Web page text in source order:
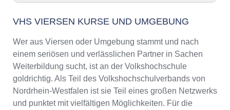
VHS Viersen – Öffnungszeiten und
Top-Kurse an der Abendschule Viersen
Online-Kurse – Alternative Angebote zu einem
Kurs an der VHS
Top-Kurse an der Abendschule Viersen
Weiterbildung in Viersen
VHS VIERSEN KURSE UND UMGEBUNG
Wer aus Viersen oder Umgebung stammt und nach
einem seriösen und verlässlichen Partner in Sachen
Weiterbildung sucht, ist an der Volkshochschule
goldrichtig. Als Teil des Volkshochschulverbands von
Nordrhein-Westfalen ist sie Teil eines großen Netzwerks
und punktet mit vielfältigen Möglichkeiten. Für die